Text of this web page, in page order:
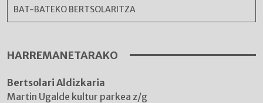
BAT-BATEKO BERTSOLARITZA
HARREMANETARAKO
Bertsolari Aldizkaria
Martin Ugalde kultur parkea z/g